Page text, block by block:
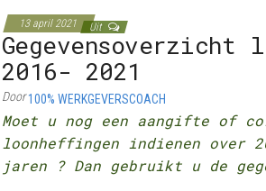
13 april 2021 Uit
Gegevensoverzicht
2016- 2021
Door100% WERKGEVERSCOACH
Moet u nog een aangifte of
loonheffingen indienen over
jaren ? Dan gebruikt u de